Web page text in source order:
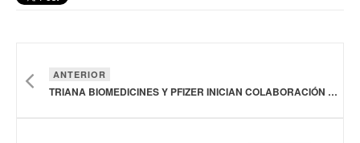
ANTERIOR
TRIANA BIOMEDICINES Y PFIZER INICIAN COLABORACIÓN PARA DESCUBRIR DEGRADADORES DE PEGAMENTOS MOLECULARES PARA VARIAS ÁREAS DE ENFERMEDADES